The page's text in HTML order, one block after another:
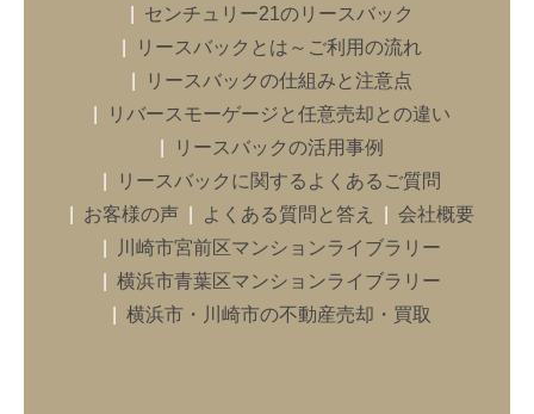
センチュリー21のリースバック
リースバックとは～ご利用の流れ
リースバックの仕組みと注意点
リバースモーゲージと任意売却との違い
リースバックの活用事例
リースバックに関するよくあるご質問
お客様の声
よくある質問と答え
会社概要
川崎市宮前区マンションライブラリー
横浜市青葉区マンションライブラリー
横浜市・川崎市の不動産売却・買取